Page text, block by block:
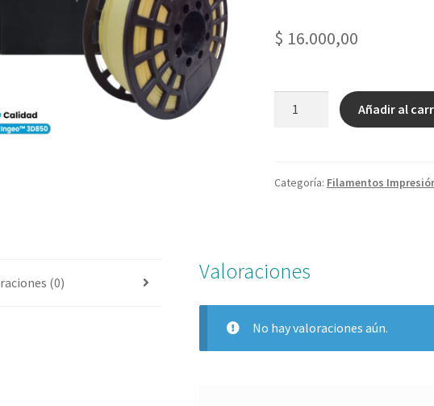
$ 16.000,00
FILAMENTO
MUNDO
CREAM
cantidad
Añadir al
Categoría: Filamentos
(0) Valoraciones
No hay valoraciones aún.